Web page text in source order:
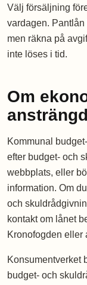
Välj försäljning
vardagen. Pantlån
men räkna på
inte löses i tid.
Om
ansträngd
Kommunal
efter budget- och
webbplats, eller
information. Om
och
kontakt om lånet
Kronofogden eller
Konsumentverket
budget- och